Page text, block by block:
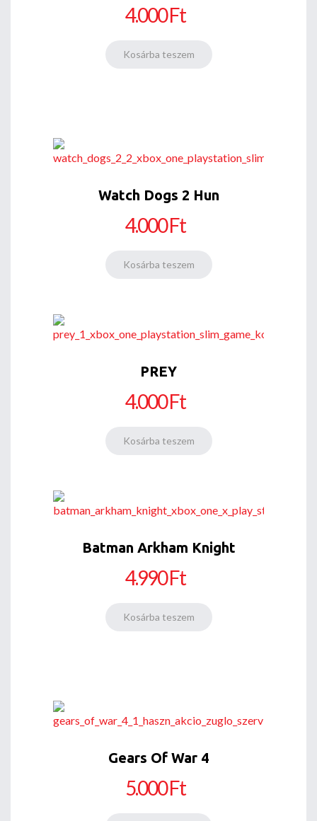
4.000 Ft
Watch Dogs 2 Hun
4.000 Ft
PREY
4.000 Ft
Batman Arkham Knight
4.990 Ft
Gears Of War 4
5.000 Ft